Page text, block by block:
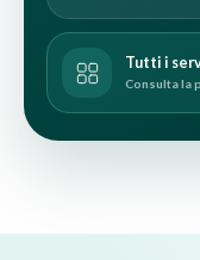
Tutti i
Consulta la